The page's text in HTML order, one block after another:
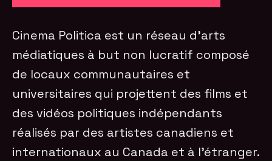
Cinema Politica est un réseau d’arts
médiatiques à but non lucratif composé
de locaux communautaires et
universitaires qui projettent des films et
des vidéos politiques indépendants
réalisés par des artistes canadiens et
internationaux au Canada et à l’étranger.